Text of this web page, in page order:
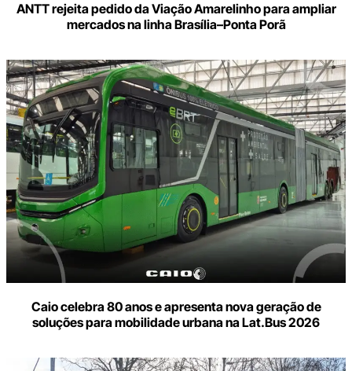
ANTT rejeita pedido da Viação Amarelinho para ampliar
mercados na linha Brasília–Ponta Porã
Caio celebra 80 anos e apresenta nova geração de
soluções para mobilidade urbana na Lat.Bus 2026